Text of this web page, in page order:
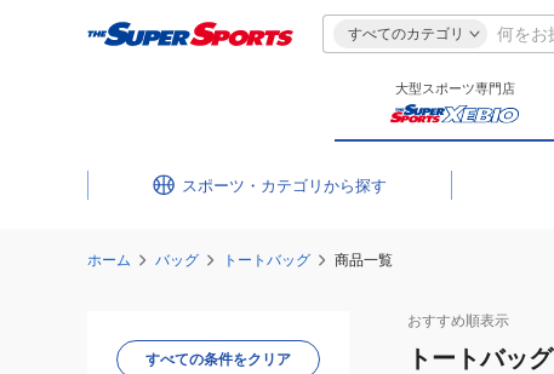
すべてのカテゴリ
大型スポーツ専門店
スポーツ・カテゴリ
ホーム バッグ トートバッグ 商品一覧
おすすめ順表示
トートバッグ
すべての条件をクリア